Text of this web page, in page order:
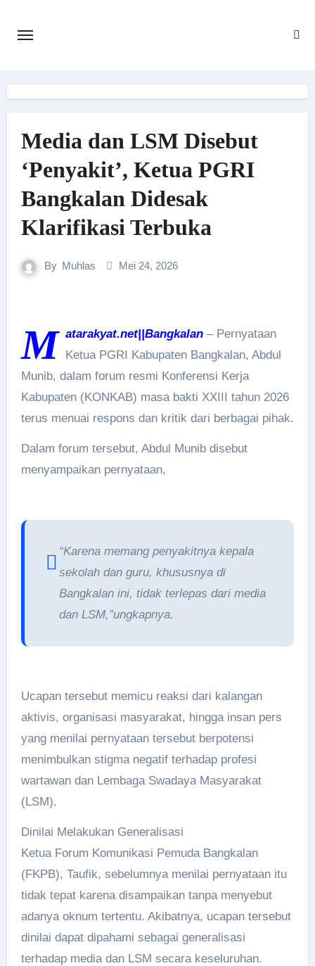
Media dan LSM Disebut
‘Penyakit’, Ketua PGRI
Bangkalan Didesak
Klarifikasi Terbuka
By Muhlas Mei 24, 2026
M atarakyat.net||Bangkalan– Pernyataan
Ketua PGRI Kabupaten Bangkalan, Abdul
Munib, dalam forum resmi Konferensi Kerja
Kabupaten (KONKAB) masa bakti XXIII tahun 2026
terus menuai respons dan kritik dari berbagai pihak.
Dalam forum tersebut, Abdul Munib disebut
menyampaikan pernyataan,
“Karena memang penyakitnya kepala
sekolah dan guru, khususnya di
Bangkalan ini, tidak terlepas dari media
dan LSM,”ungkapnya.
Ucapan tersebut memicu reaksi dari kalangan
aktivis, organisasi masyarakat, hingga insan pers
yang menilai pernyataan tersebut berpotensi
menimbulkan stigma negatif terhadap profesi
wartawan dan Lembaga Swadaya Masyarakat
(LSM).
Dinilai Melakukan Generalisasi
Ketua Forum Komunikasi Pemuda Bangkalan
(FKPB), Taufik, sebelumnya menilai pernyataan itu
tidak tepat karena disampaikan tanpa menyebut
adanya oknum tertentu. Akibatnya, ucapan tersebut
dinilai dapat dipahami sebagai generalisasi
terhadap media dan LSM secara keseluruhan.